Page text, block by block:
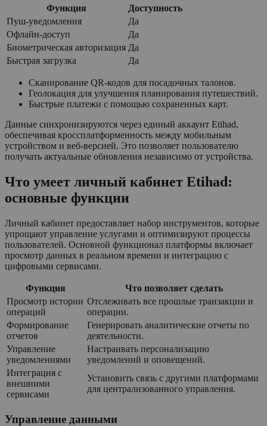
Функция
Доступность
Пуш-уведомления
Да
Офлайн-доступ
Да
Биометрическая авторизация Да
Быстрая загрузка
Да
Сканирование QR-кодов для посадочных талонов.
Геолокация для улучшения планирования путешествий.
Быстрые платежи с помощью сохраненных карт.
Данные синхронизируются через единый аккаунт Etihad,
обеспечивая кроссплатформенность между мобильным
устройством и веб-версией. Это позволяет пользователю
получать актуальные обновления независимо от устройства.
Что умеет личный кабинет Etihad:
основные функции
Личный кабинет предоставляет набор инструментов, которые
упрощают управление услугами и оптимизируют процессы
пользователей. Основной функционал платформы включает
просмотр данных в реальном времени и интеграцию с
цифровыми сервисами.
Функция
Что позволяет сделать
Просмотр истории
операций
Отслеживать все прошлые транзакции и
операции.
Формирование
отчетов
Генерировать аналитические отчеты по
деятельности.
Управление
уведомлениями
Настраивать персонализацию
уведомлений и оповещений.
Интеграция с
внешними
сервисами
Установить связь с другими платформами
для централизованного управления.
Управление данными